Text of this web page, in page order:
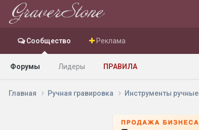
Сообщество
Форумы Лидеры ПРАВИЛА
Реклама
Главная Ручная гравировка Инструменты ручные